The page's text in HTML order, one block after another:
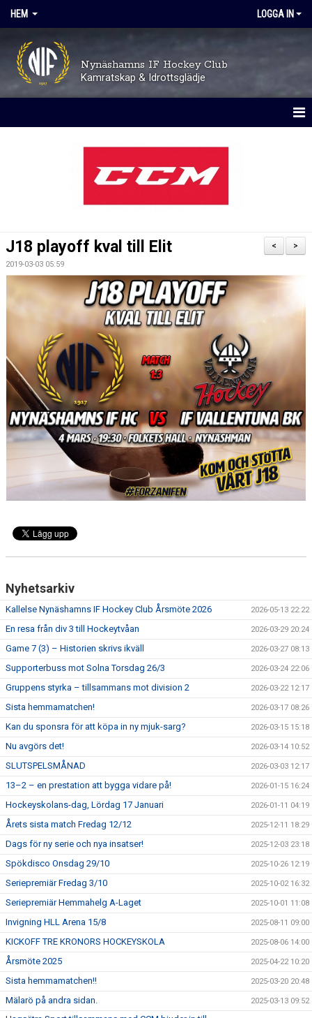
HEM LOGGA IN
Nynäshamns IF Hockey Club
Kamratskap & Idrottsglädje
TRYGGHET OCH VÄRDEGRUND
KALENDER
MATCHER
DOKUMENT
UTBILDNING LEDARE
ISHALLENS RESTAURANG
NYNÄSHAMNS GYMNASIUM HOCKEYPROFIL
HEMMAPLANSMODELLEN
KLUBBSHOP, HAGSÄTRA SPORT
FÖRSÄKRING
>
<
J18 playoff kval till Elit
2019-03-03 05:59
Nyhetsarkiv
Kallelse Nynäshamns IF Hockey Club Årsmöte 2026 2026-05-13 22:22
En resa från div 3 till Hockeytvåan 2026-03-29 20:24
Game 7 (3) – Historien skrivs ikväll 2026-03-27 08:13
Supporterbuss mot Solna Torsdag 26/3 2026-03-24 22:06
Gruppens styrka – tillsammans mot division 2 2026-03-22 12:17
Sista hemmamatchen! 2026-03-17 08:26
Kan du sponsra för att köpa in ny mjuk-sarg? 2026-03-15 15:18
Nu avgörs det! 2026-03-14 10:52
SLUTSPELSMÅNAD 2026-03-03 12:17
13–2 – en prestation att bygga vidare på! 2026-01-15 16:24
Hockeyskolans-dag, Lördag 17 Januari 2026-01-11 04:19
Årets sista match Fredag 12/12 2025-12-11 18:29
Dags för ny serie och nya insatser! 2025-12-03 23:18
Spökdisco Onsdag 29/10 2025-10-26 12:19
Seriepremiär Fredag 3/10 2025-10-02 16:32
Seriepremiär Hemmahelg A-Laget 2025-10-01 11:08
Invigning HLL Arena 15/8 2025-08-11 09:00
KICKOFF TRE KRONORS HOCKEYSKOLA 2025-08-06 14:00
Årsmöte 2025 2025-04-22 10:20
Sista hemmamatchen!! 2025-03-20 20:48
Mälarö på andra sidan. 2025-03-13 09:52